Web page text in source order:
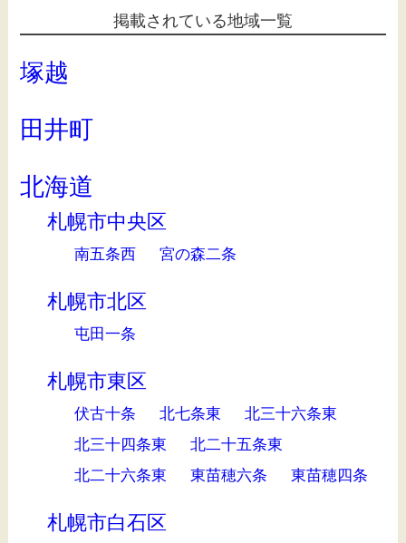
掲載されている地域一覧
塚越
田井町
北海道
札幌市中央区
南五条西 宮の森二条
札幌市北区
屯田一条
札幌市東区
伏古十条 北七条東
北三十六条東
北三十四条東
北二十五条東
北二十六条東
東苗穂六条 東苗穂四条
札幌市白石区